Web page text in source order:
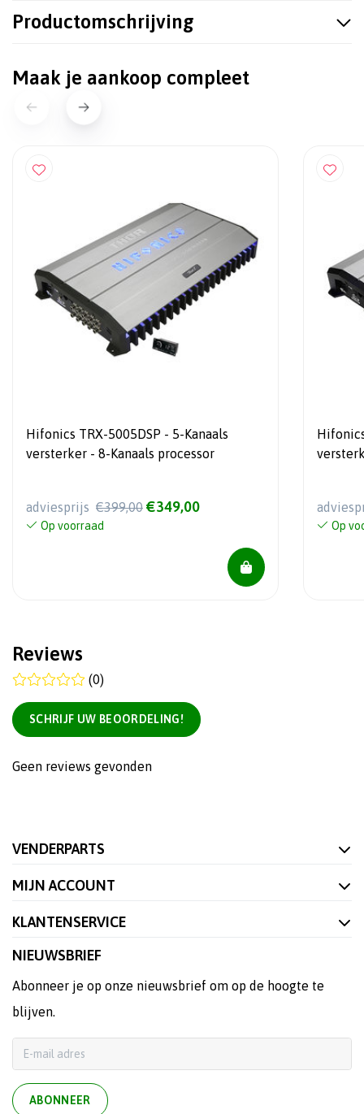
Productomschrijving
Maak je aankoop compleet
Hifonics TRX-5005DSP - 5-Kanaals
versterker - 8-Kanaals processor
adviesprijs €399,00 €349,00
Op voorraad
Hifonics TRX-4004DSP - 4-
Op
Reviews
(0)
SCHRIJF UW BEOORDELING!
Geen reviews gevonden
VENDERPARTS
MIJN ACCOUNT
KLANTENSERVICE
NIEUWSBRIEF
Abonneer je op onze nieuwsbrief om op de hoogte te
blijven.
ABONNEER